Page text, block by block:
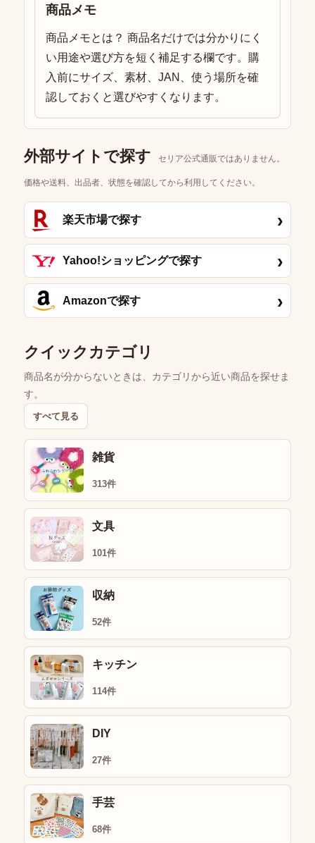
商品メモ
商品メモとは？ 商品名だけでは分かりにく
い用途や選び方を短く補足する欄です。購
入前にサイズ、素材、JAN、使う場所を確
認しておくと選びやすくなります。
外部サイトで探す セリア公式通販ではありません。
価格や送料、出品者、状態を確認してから利用してください。
楽天市場で探す ›
Yahoo!ショッピングで探す ›
Amazonで探す ›
クイックカテゴリ
商品名が分からないときは、カテゴリから近い商品を探せま
す。
すべて見る
雑貨
313件
文具
101件
収納
52件
キッチン
114件
DIY
27件
手芸
68件